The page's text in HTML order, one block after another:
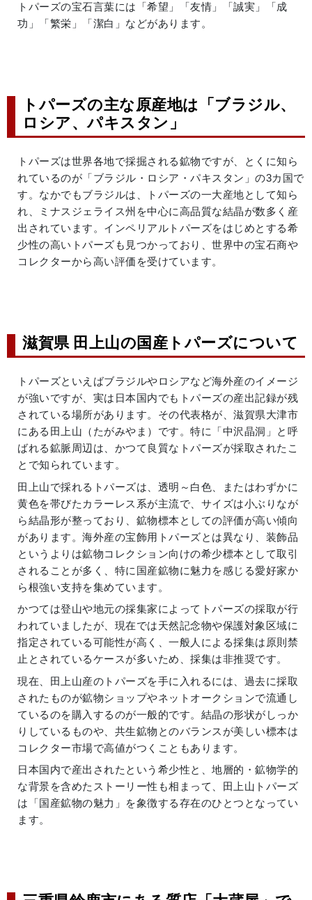
トパーズの宝石言葉には「希望」「友情」「誠実」「成
功」「繁栄」「潔白」などがあります。
トパーズの主な原産地は「ブラジル、
ロシア、パキスタン」
トパーズは世界各地で採掘される鉱物ですが、とくに知ら
れているのが「ブラジル・ロシア・パキスタン」の3カ国で
す。なかでもブラジルは、トパーズの一大産地として知ら
れ、ミナスジェライス州を中心に高品質な結晶が数多く産
出されています。インペリアルトパーズをはじめとする希
少性の高いトパーズも見つかっており、世界中の宝石商や
コレクターから高い評価を受けています。
滋賀県 田上山の国産トパーズについて
トパーズといえばブラジルやロシアなど海外産のイメージ
が強いですが、実は日本国内でもトパーズの産出記録が残
されている場所があります。その代表格が、滋賀県大津市
にある田上山（たがみやま）です。特に「中沢晶洞」と呼
ばれる鉱脈周辺は、かつて良質なトパーズが採取されたこ
とで知られています。
田上山で採れるトパーズは、透明～白色、またはわずかに
黄色を帯びたカラーレス系が主流で、サイズは小ぶりなが
ら結晶形が整っており、鉱物標本としての評価が高い傾向
があります。海外産の宝飾用トパーズとは異なり、装飾品
というよりは鉱物コレクション向けの希少標本として取引
されることが多く、特に国産鉱物に魅力を感じる愛好家か
ら根強い支持を集めています。
かつては登山や地元の採集家によってトパーズの採取が行
われていましたが、現在では天然記念物や保護対象区域に
指定されている可能性が高く、一般人による採集は原則禁
止とされているケースが多いため、採集は非推奨です。
現在、田上山産のトパーズを手に入れるには、過去に採取
されたものが鉱物ショップやネットオークションで流通し
ているのを購入するのが一般的です。結晶の形状がしっか
りしているものや、共生鉱物とのバランスが美しい標本は
コレクター市場で高値がつくこともあります。
日本国内で産出されたという希少性と、地層的・鉱物学的
な背景を含めたストーリー性も相まって、田上山トパーズ
は「国産鉱物の魅力」を象徴する存在のひとつとなってい
ます。